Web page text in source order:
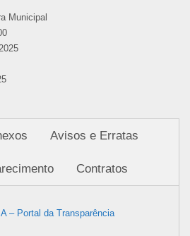
Municipal
Avisos e Erratas
Contratos
– Portal da Transparência